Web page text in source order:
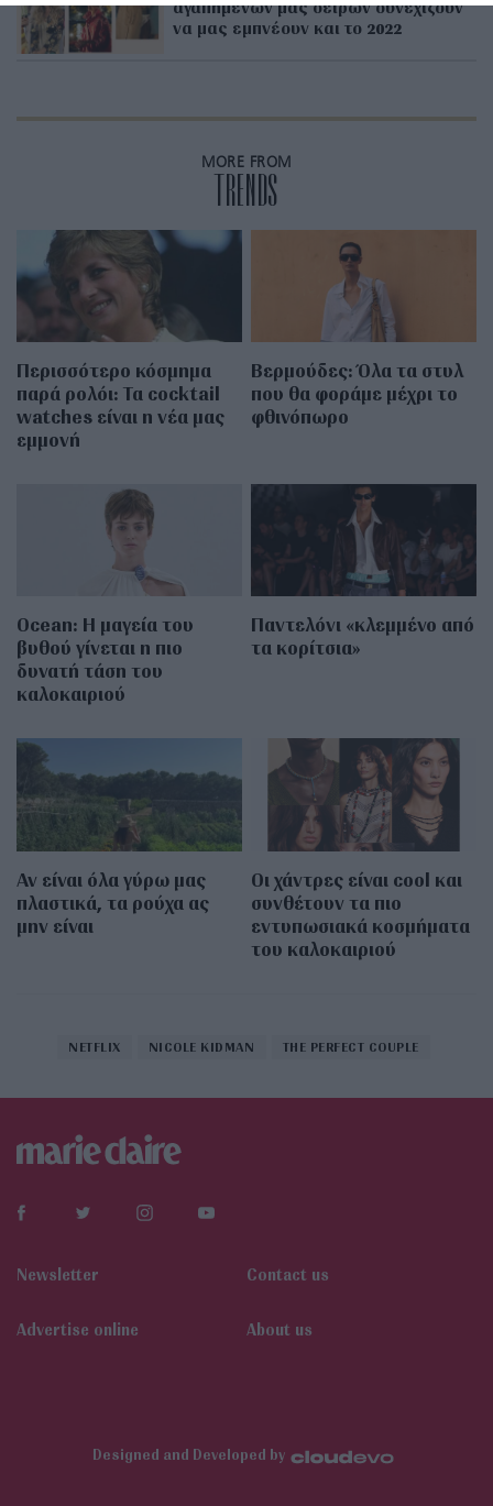
αγαπημένων μας σειρών συνεχίζουν
να μας εμπνέουν και το 2022
MORE FROM
TRENDS
Περισσότερο κόσμημα
παρά ρολόι: Τα cocktail
watches είναι η νέα μας
εμμονή
Βερμούδες: Όλα τα στυλ
που θα φοράμε μέχρι το
φθινόπωρο
Οcean: Η μαγεία του
βυθού γίνεται η πιο
δυνατή τάση του
καλοκαιριού
Παντελόνι «κλεμμένο από
τα κορίτσια»
Αν είναι όλα γύρω μας
πλαστικά, τα ρούχα ας
μην είναι
Οι χάντρες είναι cool και
συνθέτουν τα πιο
εντυπωσιακά κοσμήματα
του καλοκαιριού
NETFLIX NICOLE KIDMAN THE PERFECT COUPLE
Newsletter Contact us
Αdvertise online About us
Designed and Developed by